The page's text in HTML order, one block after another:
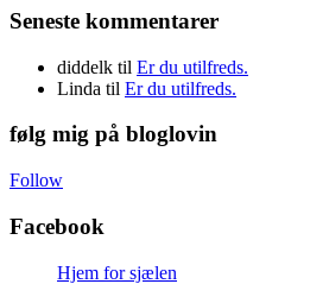
Seneste kommentarer
diddelk til Er du utilfreds.
Linda til Er du utilfreds.
følg mig på bloglovin
Follow
Facebook
Hjem for sjælen